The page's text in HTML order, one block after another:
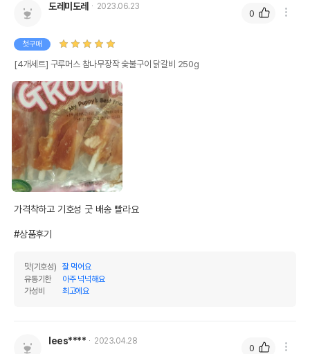
도레미도레 2023.06.23
첫구매
[4개세트] 구루머스 참나무장작 숯불구이 닭갈비 250g
가격착하고 기호성 굿 배송 빨라요
#상품후기
맛(기호성)
잘 먹어요
유통기한
아주 넉넉해요
가성비
최고에요
0
lees**** 2023.04.28
0